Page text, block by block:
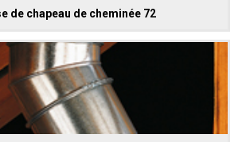
de chapeau de cheminée 72